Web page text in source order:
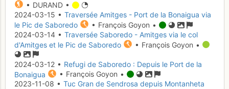
• DURAND •
2024-03-15 • Traversée Amitges - Port de la Bonaigua via
le Pic de Saboredo
• François Goyon •
2024-03-14 • Traversée Saboredo - Amitges via le col
d'Amitges et le Pic de Saboredo
• François Goyon •
2024-03-12 • Refugi de Saboredo : Depuis le Port de la
Bonaigua
• François Goyon •
2023-11-08 • Tuc Gran de Sendrosa depuis Montanheta